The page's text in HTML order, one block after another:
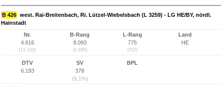
B 426 west. Rai-Breitenbach, Ri. Lützel-Wiebelsbach (L 3259) - LG HE/BY, nördl.
Hainstadt
Nr.
4.616
(13.143)
B-Rang
8.093
(5.695)
L-Rang
775
(757)
Land
HE
DTV
6.193
SV
378
(6,1%)
BPL